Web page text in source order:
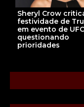
Sheryl Crow
festividade de
em evento de
questionando
prioridades